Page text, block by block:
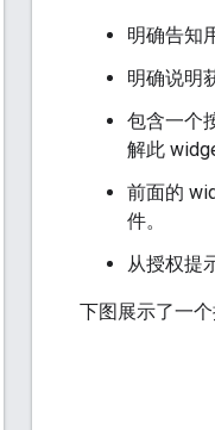
明确告知
明确说明
包含一个
解此
前面的
件。
从授权提
下图展示了一